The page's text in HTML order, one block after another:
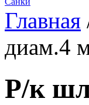
Главная
диам.4
Р/к